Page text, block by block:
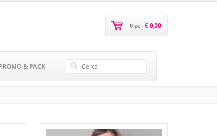
0 pz - € 0,00
& PACK